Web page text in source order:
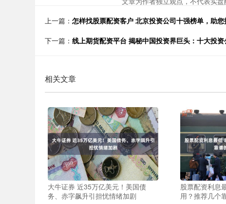
上一篇： 怎样找股票配资客户 北京投资公司十强榜单，助
下一篇： 线上期货配资平台 揭秘中国投资界巨头：十大投
相关文章
大牛证券 近35万亿美元！美国债
务、赤字飙升引担忧情绪加剧
股票配资利息
用？推荐几个